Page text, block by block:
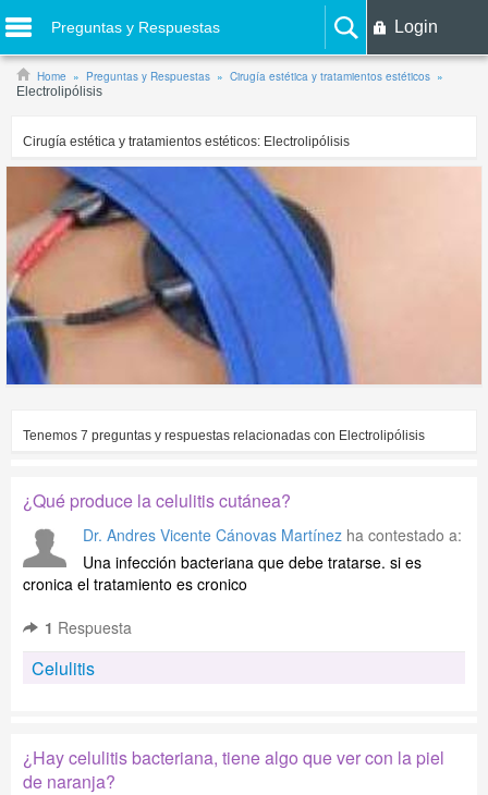
Preguntas y Respuestas Login
Home Preguntas y Respuestas
Cirugía estética y tratamientos estéticos
Electrolipólisis
Cirugía estética y tratamientos estéticos: Electrolipólisis
Tenemos 7 preguntas y respuestas relacionadas con Electrolipólisis
¿Qué produce la celulitis cutánea?
Dr. Andres Vicente Cánovas Martínez ha contestado a:
Una infección bacteriana que debe tratarse. si es
cronica el tratamiento es cronico
1 Respuesta
Celulitis
¿Hay celulitis bacteriana, tiene algo que ver con la piel
de naranja?